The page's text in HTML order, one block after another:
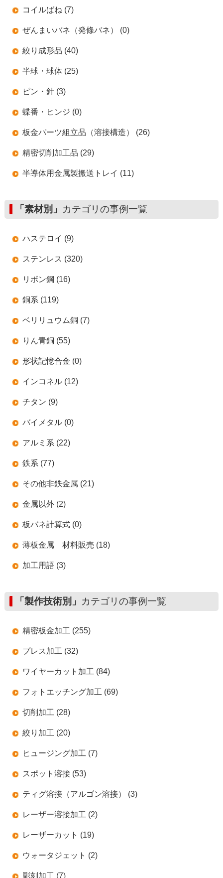
コイルばね (7)
ぜんまいバネ（発條バネ） (0)
絞り成形品 (40)
半球・球体 (25)
ピン・針 (3)
蝶番・ヒンジ (0)
板金パーツ組立品（溶接構造） (26)
精密切削加工品 (29)
半導体用金属製搬送トレイ (11)
「素材別」 カテゴリの事例一覧
ハステロイ (9)
ステンレス (320)
リボン鋼 (16)
銅系 (119)
ベリリュウム銅 (7)
りん青銅 (55)
形状記憶合金 (0)
インコネル (12)
チタン (9)
バイメタル (0)
アルミ系 (22)
鉄系 (77)
その他非鉄金属 (21)
金属以外 (2)
板バネ計算式 (0)
薄板金属 材料販売 (18)
加工用語 (3)
「製作技術別」 カテゴリの事例一覧
精密板金加工 (255)
プレス加工 (32)
ワイヤーカット加工 (84)
フォトエッチング加工 (69)
切削加工 (28)
絞り加工 (20)
ヒュージング加工 (7)
スポット溶接 (53)
ティグ溶接（アルゴン溶接） (3)
レーザー溶接加工 (2)
レーザーカット (19)
ウォータジェット (2)
彫刻加工 (7)